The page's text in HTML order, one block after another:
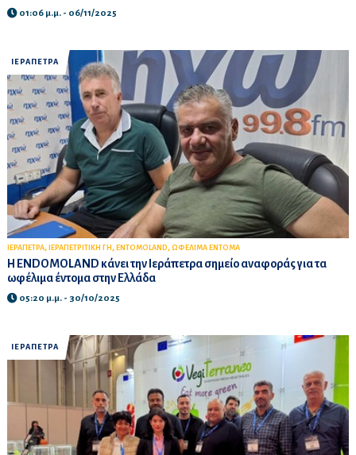
01:06 μ.μ. - 06/11/2025
ΙΕΡΑΠΕΤΡΑ
ΙΕΡΑΠΕΤΡΑ, ΙΕΡΑΠΕΤΡΙΤΙΚΗ ΓΗ , ΕΝΤΟΜΟLAND , ΩΦΕΛΙΜΑ ΕΝΤΟΜΑ
Η ENDOMOLAND κάνει την Ιεράπετρα σημείο αναφοράς για τα
ωφέλιμα έντομα στην Ελλάδα
05:20 μ.μ. - 30/10/2025
ΙΕΡΑΠΕΤΡΑ